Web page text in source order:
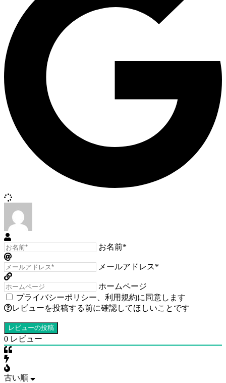
お名前*
メールアドレス*
ホームページ
プライバシーポリシー
利用規約に同意します
レビューを投稿する前に確認してほしいことです
0 レビュー
古い順